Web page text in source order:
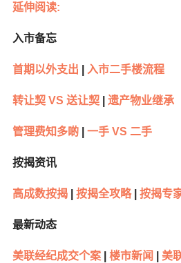
延伸阅读:
入市备忘
首期以外支出 入市二手楼流程
转让契 VS 送让契| 遗产物业继承
管理费知多啲| 一手 VS 二手
按揭资讯
高成数按揭| 按揭全攻略| 按揭专
最新动态
美联经纪成交个案| 楼市新闻 美